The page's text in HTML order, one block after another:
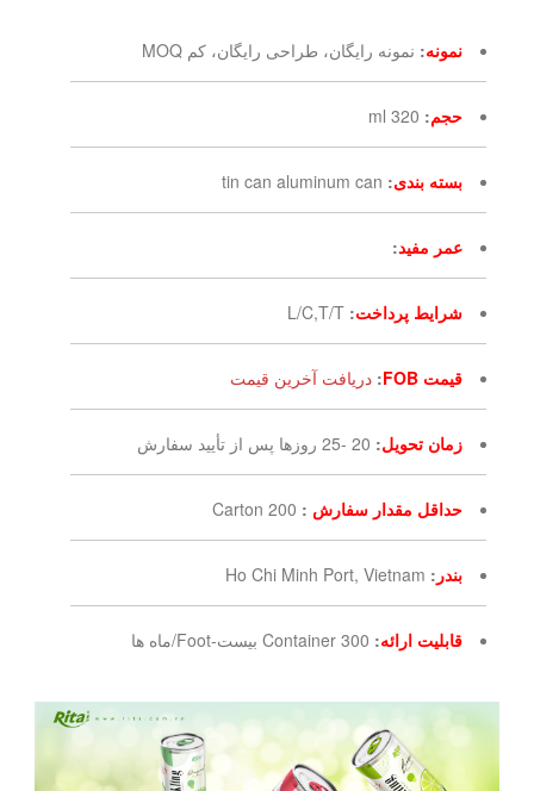
نمونه: نمونه رایگان، طراحی رایگان، کم MOQ
حجم:
320 ml
بسته بندی:
tin can aluminum can
عمر مفید:
شرایط پرداخت:
L/C,T/T
قیمت FOB : دریافت آخرین قیمت
زمان تحویل: 20 -25 روزها پس از تأیید سفارش
حداقل مقدار سفارش :
200 Carton
بندر :
Ho Chi Minh Port, Vietnam
قابلیت ارائه: 300 Container بیست-Foot/ماه ها